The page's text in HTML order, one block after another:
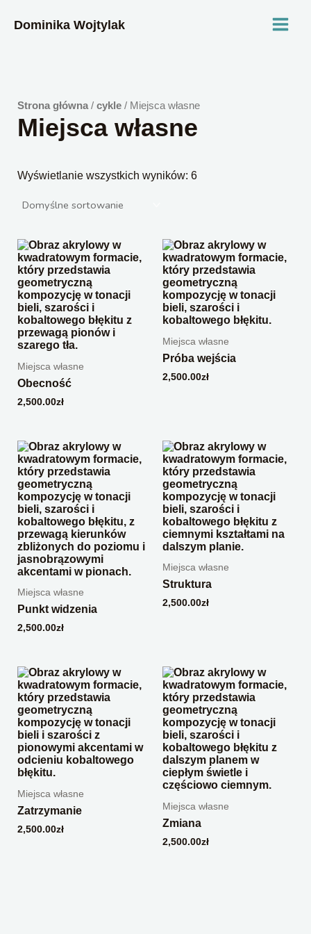
treściDominika Wojtylak
Strona główna/ cykle/ Miejsca własne
Miejsca własne
Wyświetlanie wszystkich wyników: 6
Miejsca własne
Obecność
2,500.00zł
Miejsca własne
Próba wejścia
2,500.00zł
Miejsca własne
Punkt widzenia
2,500.00zł
Miejsca własne
Struktura
2,500.00zł
Miejsca własne
Zatrzymanie
2,500.00zł
Miejsca własne
Zmiana
2,500.00zł